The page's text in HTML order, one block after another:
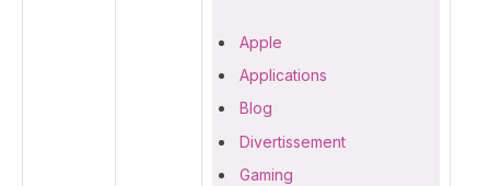
Apple
Applications
Blog
Divertissement
Gaming